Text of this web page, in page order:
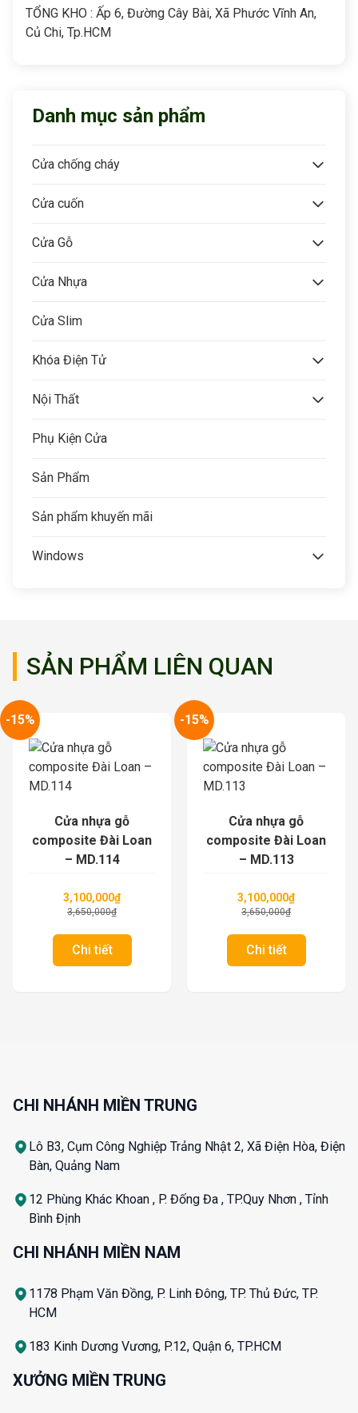
TỔNG KHO : Ấp 6, Đường Cây Bài, Xã Phước Vĩnh An,
Củ Chi, Tp.HCM
Danh mục sản phẩm
Cửa chống cháy
Cửa cuốn
Cửa Gỗ
Cửa Nhựa
Cửa Slim
Khóa Điện Tử
Nội Thất
Phụ Kiện Cửa
Sản Phẩm
Sản phẩm khuyến mãi
Windows
SẢN PHẨM LIÊN QUAN
-15%
Cửa nhựa gỗ
composite Đài Loan
– MD.114
3,100,000₫
3,650,000₫
Chi tiết
-15%
Cửa nhựa gỗ
composite Đài Loan
– MD.113
3,100,000₫
3,650,000₫
Chi tiết
CHI NHÁNH MIỀN TRUNG
Lô B3, Cụm Công Nghiệp Trảng Nhật 2, Xã Điện Hòa, Điện
Bàn, Quảng Nam
12 Phùng Khác Khoan , P. Đống Đa , TP.Quy Nhơn , Tỉnh
Bình Định
CHI NHÁNH MIỀN NAM
1178 Phạm Văn Đồng, P. Linh Đông, TP. Thủ Đức, TP.
HCM
183 Kinh Dương Vương, P.12, Quận 6, TP.HCM
XƯỞNG MIỀN TRUNG